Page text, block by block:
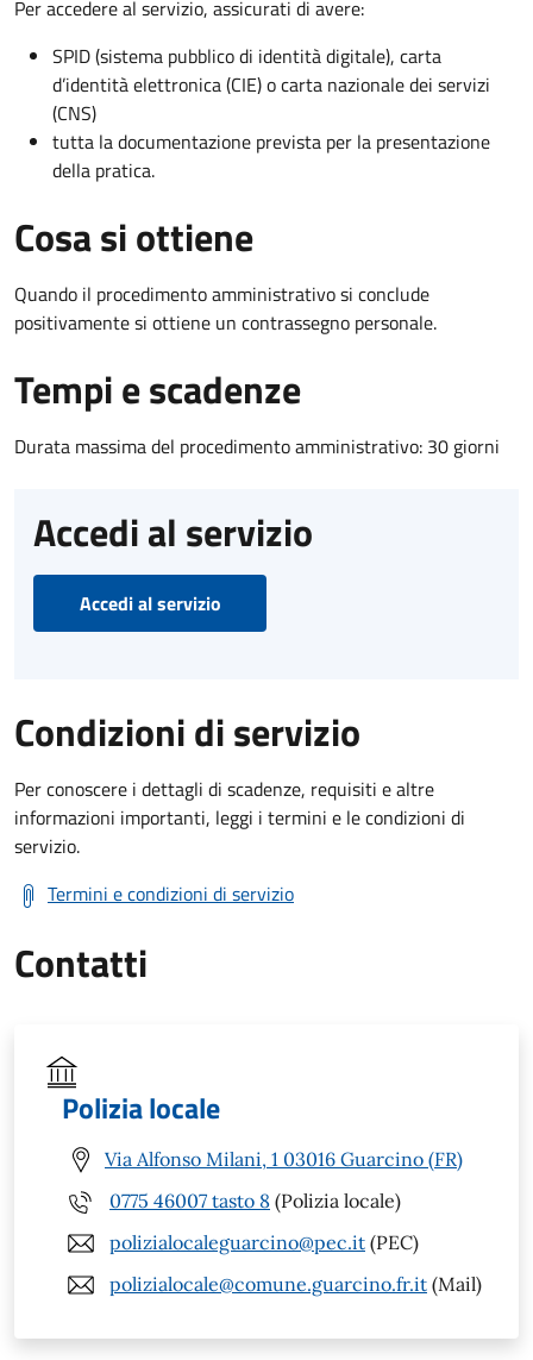
Per accedere al servizio, assicurati di avere:
SPID (sistema pubblico di identità digitale), carta
d’identità elettronica (CIE) o carta nazionale dei servizi
(CNS)
tutta la documentazione prevista per la presentazione
della pratica.
Cosa si ottiene
Quando il procedimento amministrativo si conclude
positivamente si ottiene un contrassegno personale.
Tempi e scadenze
Durata massima del procedimento amministrativo: 30 giorni
Accedi al servizio
Accedi al servizio
Condizioni di servizio
Per conoscere i dettagli di scadenze, requisiti e altre
informazioni importanti, leggi i termini e le condizioni di
servizio.
Termini e condizioni di servizio
Contatti
Polizia locale
Via Alfonso Milani, 1 03016 Guarcino (FR)
0775 46007 tasto 8 (Polizia locale)
polizialocaleguarcino@pec.it (PEC)
polizialocale@comune.guarcino.fr.it (Mail)